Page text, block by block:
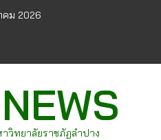
คม 2026
วิทยาลัยราชภัฏลำปาง